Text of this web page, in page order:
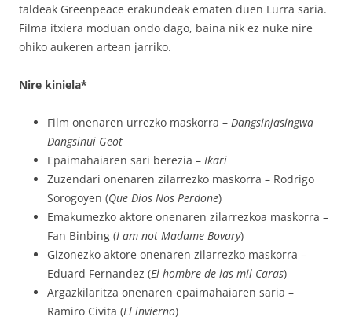
taldeak Greenpeace erakundeak ematen duen Lurra saria.
Filma itxiera moduan ondo dago, baina nik ez nuke nire
ohiko aukeren artean jarriko.
Nire kiniela*
Film onenaren urrezko maskorra – Dangsinjasingwa
Dangsinui Geot
Epaimahaiaren sari berezia – Ikari
Zuzendari onenaren zilarrezko maskorra – Rodrigo
Sorogoyen (Que Dios Nos Perdone)
Emakumezko aktore onenaren zilarrezkoa maskorra –
Fan Binbing (I am not Madame Bovary)
Gizonezko aktore onenaren zilarrezko maskorra –
Eduard Fernandez (El hombre de las mil Caras)
Argazkilaritza onenaren epaimahaiaren saria –
Ramiro Civita (El invierno)